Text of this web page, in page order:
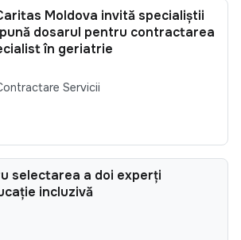
Moldova invită specialiștii
dosarul pentru contractarea
în geriatrie
Servicii
selectarea a doi experți
incluzivă